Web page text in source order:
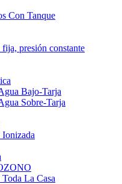
Con Tanque
presión constante
Bajo-Tarja
Sobre-Tarja
La Casa